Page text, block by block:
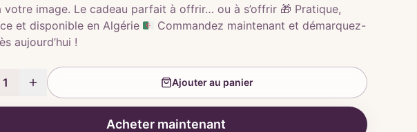
votre image. Le cadeau parfait à offrir… ou à s’offrir 🎁 Pratique,
et disponible en Algérie 🇩🇿 Commandez maintenant et démarquez-
aujourd’hui !
1 Ajouter au panier
Acheter maintenant